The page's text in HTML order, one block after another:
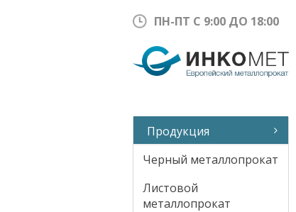
ПН-ПТ С 9:00 ДО 18:00
Продукция
Черный металлопрокат
Листовой
металлопрокат